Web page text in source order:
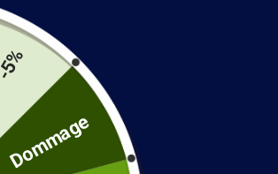
-5%
Dommage